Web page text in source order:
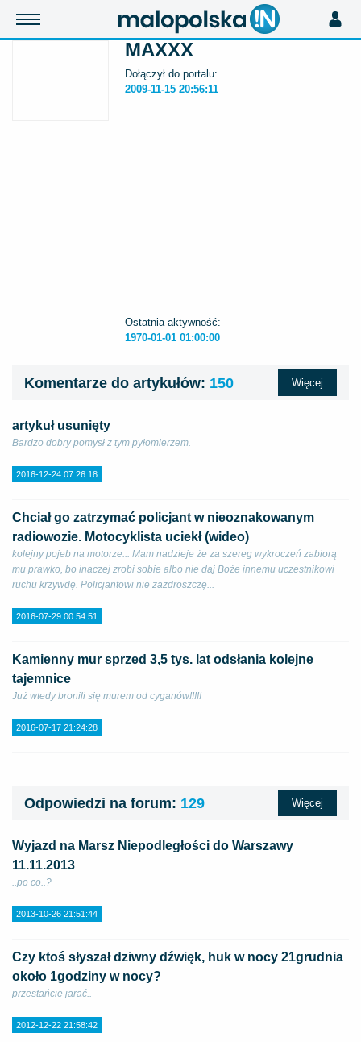
MAXXX
Dołączył do portalu:
2009-11-15 20:56:11
Ostatnia aktywność:
1970-01-01 01:00:00
Komentarze do artykułów: 150 Więcej
artykuł usunięty
Bardzo dobry pomysł z tym pyłomierzem.
2016-12-24 07:26:18
Chciał go zatrzymać policjant w nieoznakowanym
radiowozie. Motocyklista uciekł (wideo)
kolejny pojeb na motorze... Mam nadzieje że za szereg wykroczeń zabiorą
mu prawko, bo inaczej zrobi sobie albo nie daj Boże innemu uczestnikowi
ruchu krzywdę. Policjantowi nie zazdroszczę...
2016-07-29 00:54:51
Kamienny mur sprzed 3,5 tys. lat odsłania kolejne
tajemnice
Już wtedy bronili się murem od cyganów!!!!!
2016-07-17 21:24:28
Odpowiedzi na forum: 129 Więcej
Wyjazd na Marsz Niepodległości do Warszawy
11.11.2013
..po co..?
2013-10-26 21:51:44
Czy ktoś słyszał dziwny dźwięk, huk w nocy 21grudnia
około 1godziny w nocy?
przestańcie jarać..
2012-12-22 21:58:42